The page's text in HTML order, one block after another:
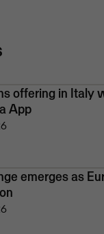
offering in Italy
App
emerges as